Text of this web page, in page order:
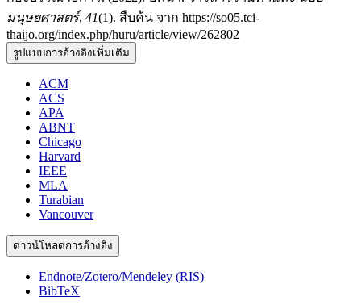
มนุษยศาสตร์, 41(1). สืบค้น จาก https://so05.tci-
thaijo.org/index.php/huru/article/view/262802
รูปแบบการอ้างอิงเพิ่มเติม
ACM
ACS
APA
ABNT
Chicago
Harvard
IEEE
MLA
Turabian
Vancouver
ดาวน์โหลดการอ้างอิง
Endnote/Zotero/Mendeley (RIS)
BibTeX